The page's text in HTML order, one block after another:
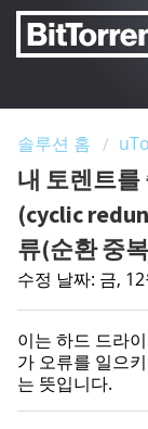
솔루션 홈
내 토렌트
(cyclic
류(순환 중
수정 날짜: 금,
이는 하드 드라
가 오류를 일으
는 뜻입니다.